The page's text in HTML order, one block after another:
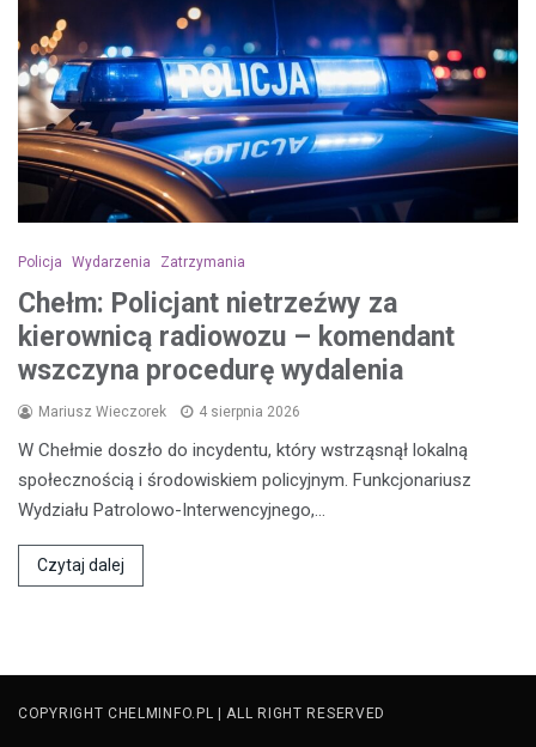
Policja Wydarzenia Zatrzymania
Chełm: Policjant nietrzeźwy za
kierownicą radiowozu – komendant
wszczyna procedurę wydalenia
Mariusz Wieczorek 4 sierpnia 2026
W Chełmie doszło do incydentu, który wstrząsnął lokalną
społecznością i środowiskiem policyjnym. Funkcjonariusz
Wydziału Patrolowo-Interwencyjnego,…
Czytaj dalej
COPYRIGHT CHELMINFO.PL | ALL RIGHT RESERVED